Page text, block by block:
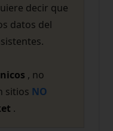
decir que
datos del
, no
sitios NO
.